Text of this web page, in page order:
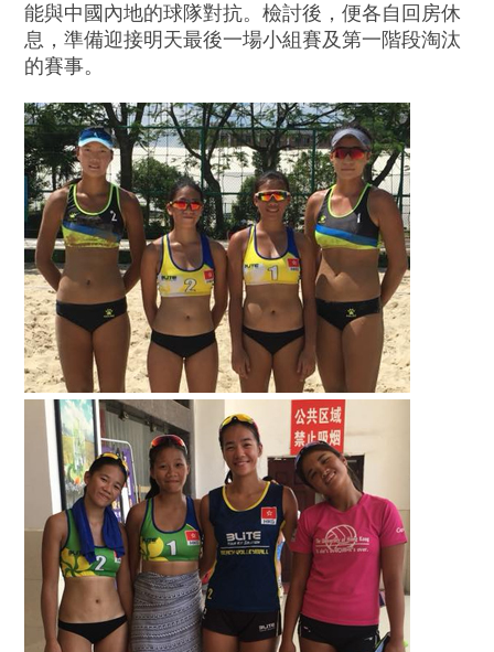
能與中國內地的球隊對抗。檢討後，便各自回房休
息，準備迎接明天最後一場小組賽及第一階段淘汰
的賽事。